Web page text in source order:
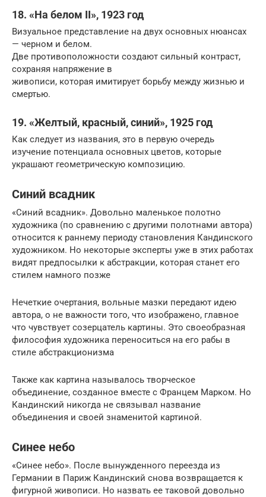
18. «На белом II», 1923 год
Визуальное представление на двух основных нюансах
— черном и белом.
Две противоположности создают сильный контраст,
сохраняя напряжение в
живописи, которая имитирует борьбу между жизнью и
смертью.
19. «Желтый, красный, синий», 1925 год
Как следует из названия, это в первую очередь
изучение потенциала основных цветов, которые
украшают геометрическую композицию.
Синий всадник
«Синий всадник». Довольно маленькое полотно
художника (по сравнению с другими полотнами автора)
относится к раннему периоду становления Кандинского
художником. Но некоторые эксперты уже в этих работах
видят предпосылки к абстракции, которая станет его
стилем намного позже
Нечеткие очертания, вольные мазки передают идею
автора, о не важности того, что изображено, главное
что чувствует созерцатель картины. Это своеобразная
философия художника переноситься на его рабы в
стиле абстракционизма
Также как картина называлось творческое
объединение, созданное вместе с Францем Марком. Но
Кандинский никогда не связывал название
объединения и своей знаменитой картиной.
Синее небо
«Синее небо». После вынужденного переезда из
Германии в Париж Кандинский снова возвращается к
фигурной живописи. Но назвать ее таковой довольно